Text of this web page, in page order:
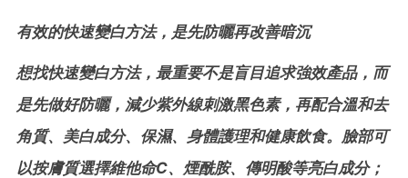
有效的快速變白方法，是先防曬再改善暗沉
想找快速變白方法，最重要不是盲目追求強效產品，而
是先做好防曬，減少紫外線刺激黑色素，再配合溫和去
角質、美白成分、保濕、身體護理和健康飲食。臉部可
以按膚質選擇維他命C、煙酰胺、傳明酸等亮白成分；